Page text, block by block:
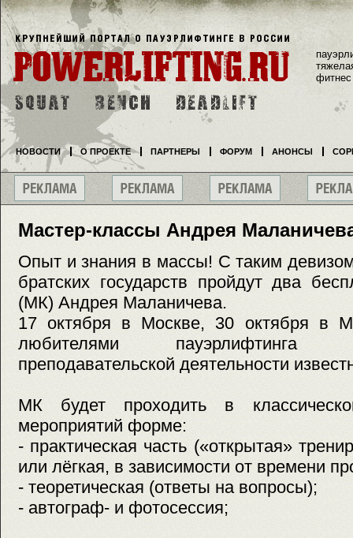
Мастер-классы Андрея
Опыт и знания в массы! С таким
братских государств пройдут два
(МК) Андрея Маланичева.
17 октября в Москве, 30 октября в
любителями пауэрлифтинга
преподавательской деятельности
МК будет проходить в
мероприятий форме:
- практическая часть («открытая»
или лёгкая, в зависимости от времени
- теоретическая (ответы на вопросы);
- автограф- и фотосессия;
фитнес
НОВОСТИ О ПРОЕКТЕ ПАРТНЕРЫ ФОРУМ АНОНСЫ